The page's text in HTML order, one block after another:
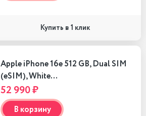
Купить в 1 клик
Apple iPhone 16e 512 GB, Dual SIM
(eSIM), White…
52 990 ₽
В корзину